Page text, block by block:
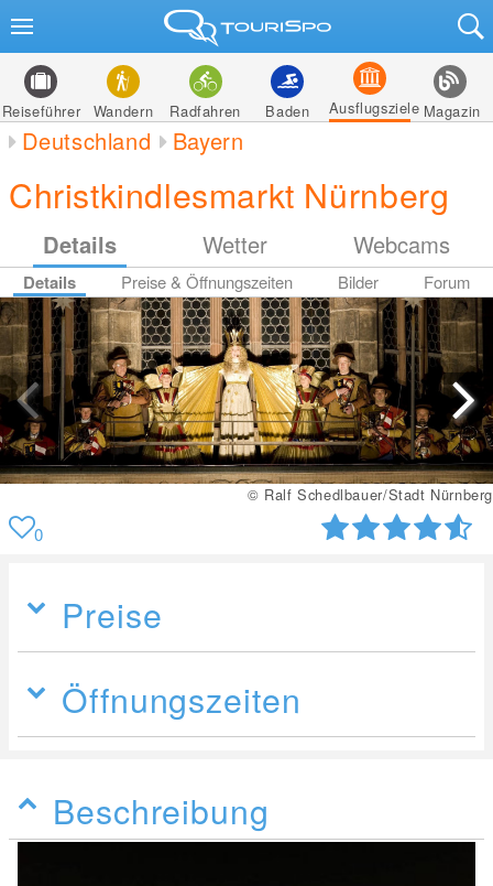
Reiseführer Wandern Radfahren Baden Ausflugsziele Magazin
Deutschland Bayern
Christkindlesmarkt Nürnberg
Details Wetter Webcams
Details Preise & Öffnungszeiten Bilder Forum
© Steffen Oliver Riese/www.steffenriese.de
0
Preise
Öffnungszeiten
Beschreibung